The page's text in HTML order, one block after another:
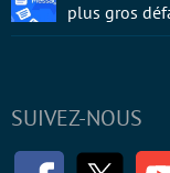
SUIVEZ-NOUS
Facebook
plus gros